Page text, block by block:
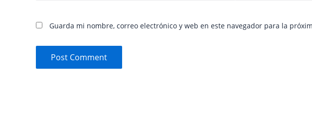
Guarda mi nombre, correo electrónico y web en este navegador para la